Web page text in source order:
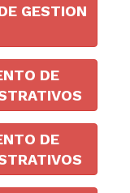
GESTION
DE
DE